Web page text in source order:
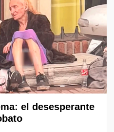
el desesperante